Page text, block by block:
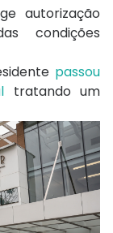
autorização
condições
passou
tratando um